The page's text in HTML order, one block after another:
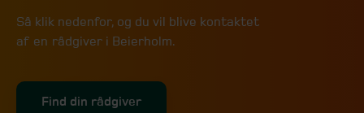
Så klik nedenfor, og du vil blive kontaktet
af en rådgiver i Beierholm.
Find din rådgiver